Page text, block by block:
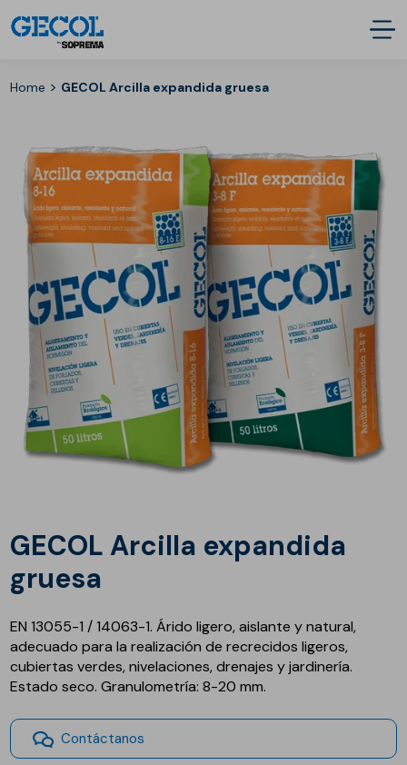
Home > GECOL Arcilla expandida gruesa
GECOL Arcilla expandida
gruesa
EN 13055-1 / 14063-1. Árido ligero, aislante y natural,
adecuado para la realización de recrecidos ligeros,
cubiertas verdes, nivelaciones, drenajes y jardinería.
Estado seco. Granulometría: 8-20 mm.
Contáctanos